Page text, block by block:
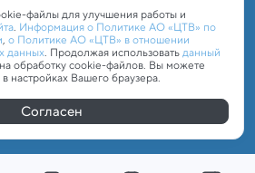
файлы для улучшения работы и
. Информация о Политике АО «ЦТВ» по
, о Политике АО «ЦТВ» в отношении
данных. Продолжая использоватьданный
обработку cookie-файлов. Вы можете
настройках Вашего браузера.
Согласен